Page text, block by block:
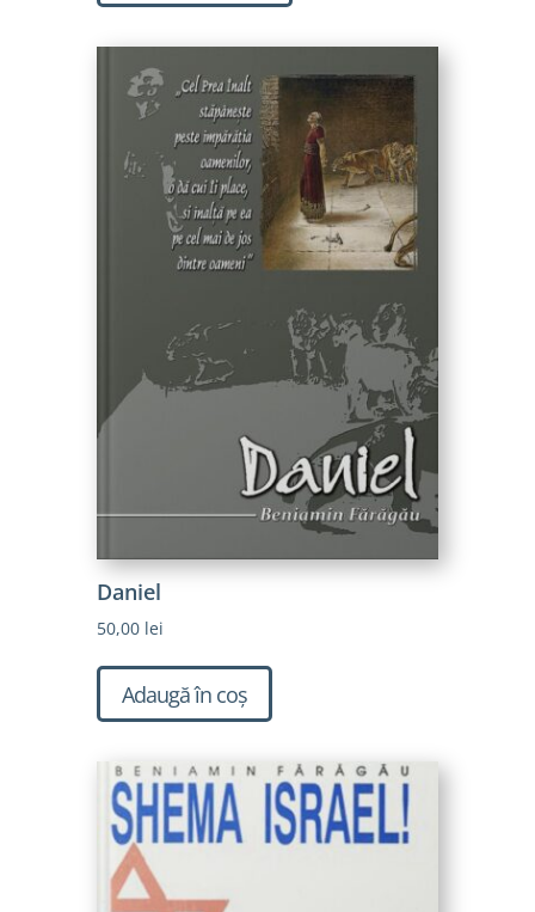
Daniel
50,00 lei
Adaugă în coș